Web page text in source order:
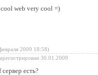
web very cool =)
2009 18:58)
30.01.2009
есть?